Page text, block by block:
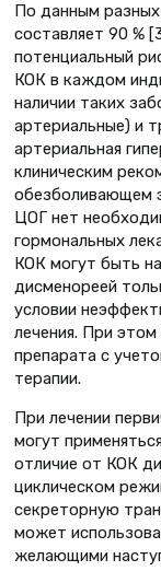
По данным
составляет 90 %
потенциальный
КОК в каждом
наличии таких
артериальные) и
артериальная
клиническим
обезболивающем
ЦОГ нет
гормональных
КОК могут быть
дисменореей
условии
лечения. При
препарата с
терапии.
При лечении
могут
отличие от КОК
циклическом
секреторную
может
желающими